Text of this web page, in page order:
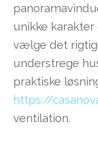
unikke
vælge det
understrege
praktiske
https://
ventilation.